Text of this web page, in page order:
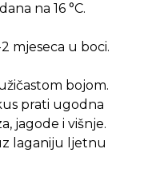
na 16 °C.
mjeseca u boci.
bojom.
prati ugodna
jagode i višnje.
laganiju ljetnu